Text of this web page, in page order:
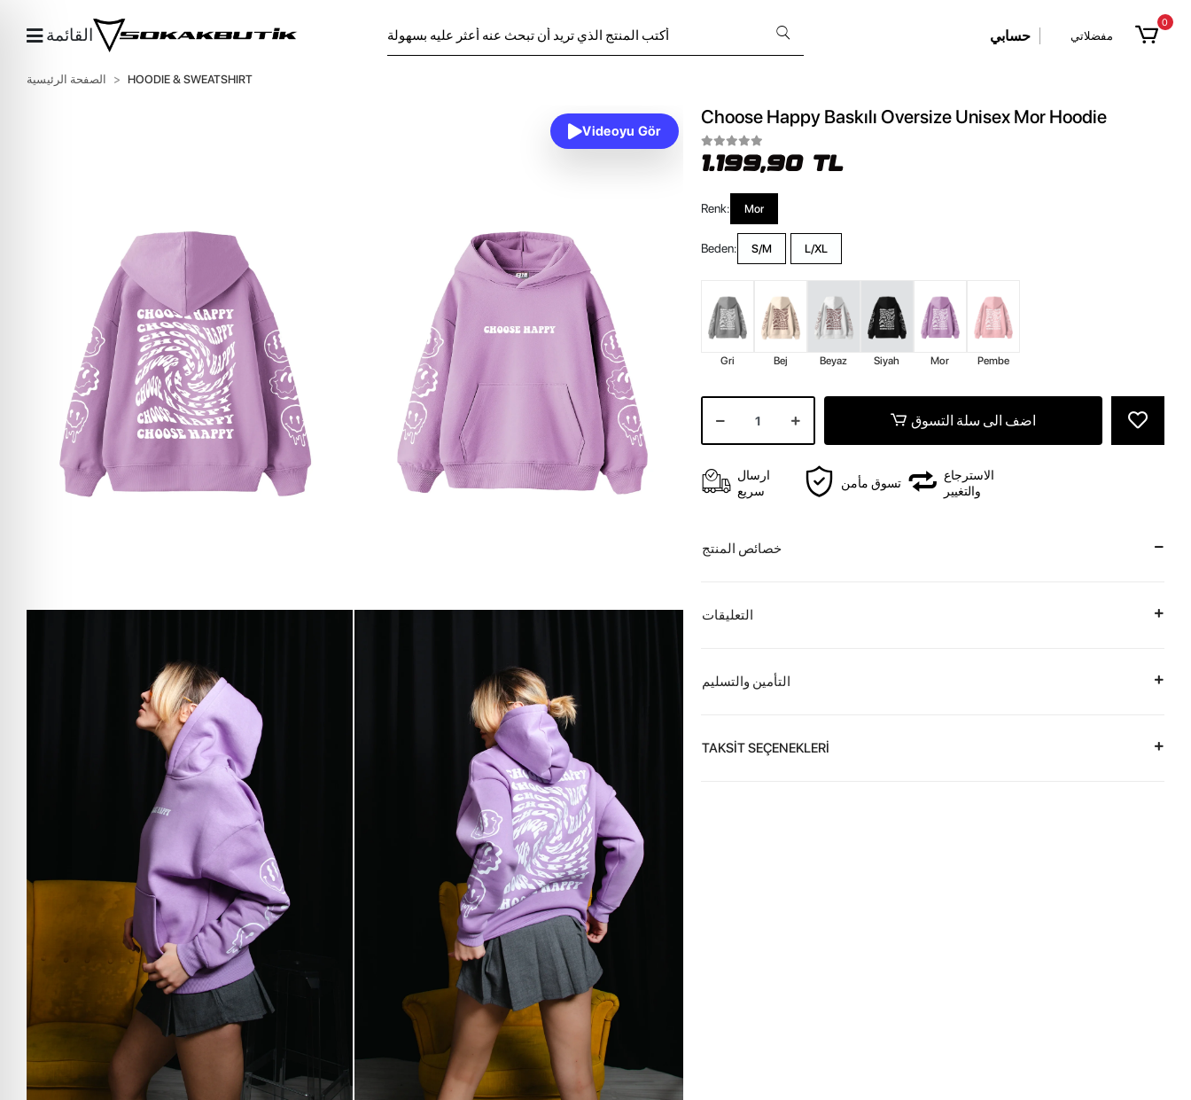
القائمة حسابي مفضلاتي
0
الصفحة الرئيسية HOODIE & SWEATSHIRT
Videoyu Gör
Choose Happy Baskılı Oversize Unisex Mor Hoodie
1.199,90 TL
Renk: Mor
Beden: S/M L/XL
Gri Bej Beyaz Siyah Mor Pembe
اضف الى سلة التسوق
ارسال
سريع
تسوق مأمن
الاسترجاع
والتغيير
خصائص المنتج
التعليقات
التأمين والتسليم
TAKSİT SEÇENEKLERİ